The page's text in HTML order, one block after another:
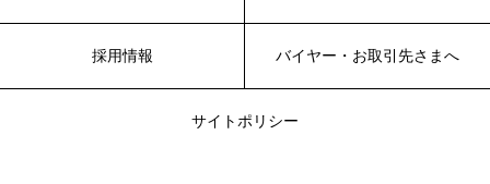
採用情報
サイトポリシー
バイヤー・お取引先さまへ